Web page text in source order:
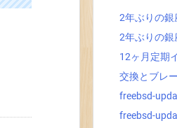
2年ぶりの
2年ぶりの
12ヶ月定期
交換とブレ
freebsd-
freebsd-